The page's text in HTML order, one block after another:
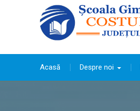
Acasă Despre noi